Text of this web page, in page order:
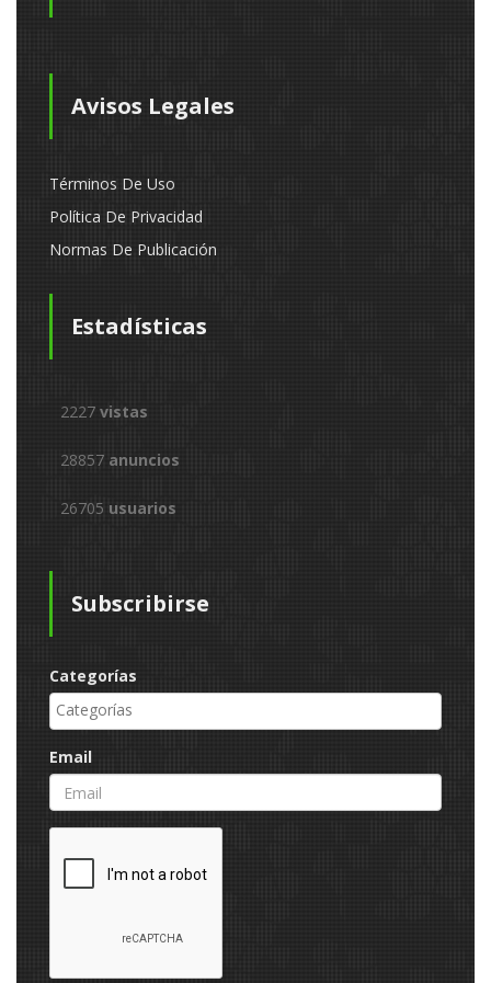
Avisos Legales
Términos De Uso
Política De Privacidad
Normas De Publicación
Estadísticas
2227 vistas
28857 anuncios
26705 usuarios
Subscribirse
Categorías
Email